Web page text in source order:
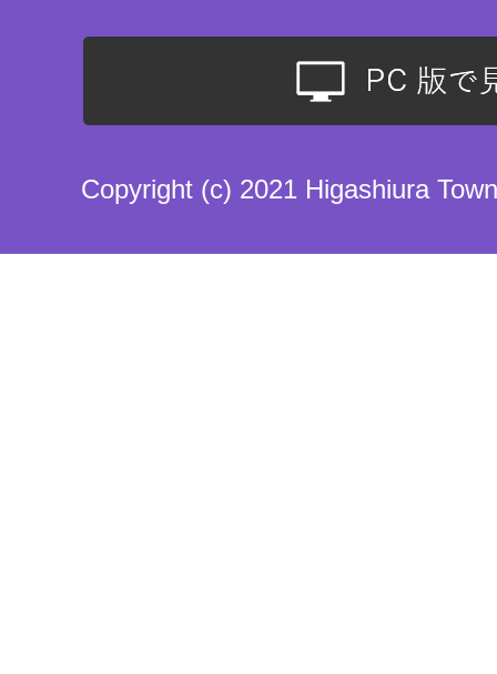
Copyright (c) 2021 Higashiura